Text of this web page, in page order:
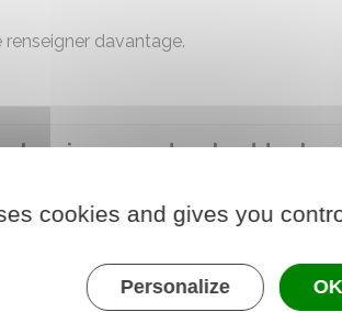
davantage.
les risques naturels et
d'assurance couvrant les risques
présentant des risques élevés.
cookies and gives you
Personalize